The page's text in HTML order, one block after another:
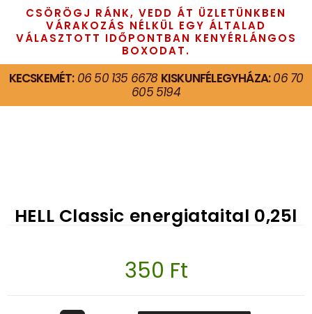
CSÖRÖGJ RÁNK, VEDD ÁT ÜZLETÜNKBEN
VÁRAKOZÁS NÉLKÜL EGY ÁLTALAD
VÁLASZTOTT IDŐPONTBAN KENYÉRLÁNGOS
BOXODAT.
KECSKEMÉT: 06 50 135 6678 KISKUNFÉLEGYHÁZA:06 70
605 5194
HELL Classic energiataital 0,25l
350 Ft